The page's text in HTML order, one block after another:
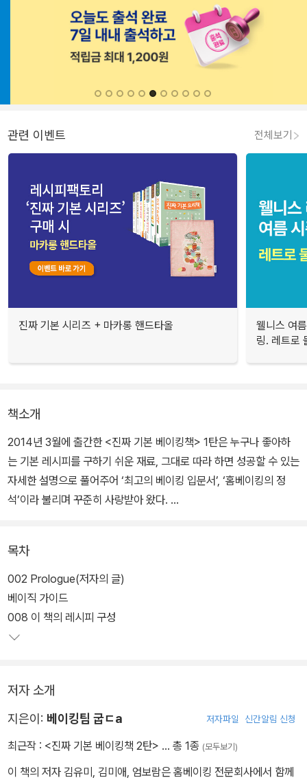
관련 이벤트 전체보기
진짜 기본 시리즈 + 마카롱 핸드타올
웰니스 여
링. 레트로
책소개
2014년 3월에 출간한 <진짜 기본 베이킹책> 1탄은 누구나 좋아하
는 기본 레시피를 구하기 쉬운 재료, 그대로 따라 하면 성공할 수 있는
자세한 설명으로 풀어주어 ‘최고의 베이킹 입문서’, ‘홈베이킹의 정
석’이라 불리며 꾸준히 사랑받아 왔다.
탄은 애독자들의 제안에 따라 기획된 것으로 카페나 베이커리, SNS
등에서 인기를 끌었던 트렌디한 메뉴들을 소개하고 있다. <진짜 기본
베이킹책> 1탄처럼 누구나 따라 하기 쉽도록 수 차례 테스트를 통해
개발, 검증해 진짜 자세하게 알려주기 때문에, 다소 어렵게 느껴졌던
요즘 인기 디저트와 빵을 집에서도 실패 없이 만들어 즐길 수 있다.
해 진짜 제대로 배우고 싶은 작은 과자부터 케이크, 파운드, 타르트,
무반죽 빵, 시즌 인기 빵까지 폭넓게 선정했다. 또한 레시피 활용도를
재료, 필링, 토핑 등을 달리해 만들 수 있는 응용 레시피들도 다채롭게
소개했다.
목차
002 Prologue(저자의 글)
베이직 가이드
008 이 책의 레시피 구성
저자 소개
지은이: 베이킹팀 굽ㄷa 저자파일 신간알림 신청
최근작 : <진짜 기본 베이킹책 2탄> … 총 1종 (모두보기)
이 책의 저자 김유미, 김미애, 엄보람은 홈베이킹 전문회사에서 함께